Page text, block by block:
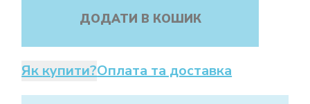
ДОДАТИ В КОШИК
Як купити?Оплата та доставка